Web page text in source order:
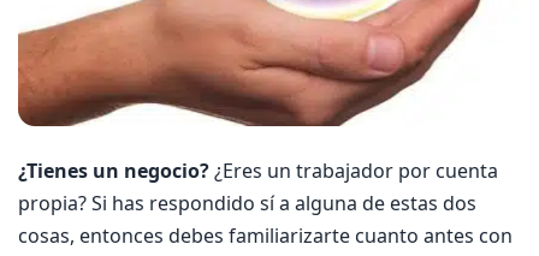
¿Tienes un negocio?¿Eres un trabajador por cuenta
propia? Si has respondido sí a alguna de estas dos
cosas, entonces debes familiarizarte cuanto antes con